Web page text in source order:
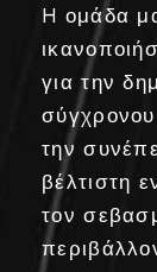
H ομάδα
για την
την
βέλτιστη
τον